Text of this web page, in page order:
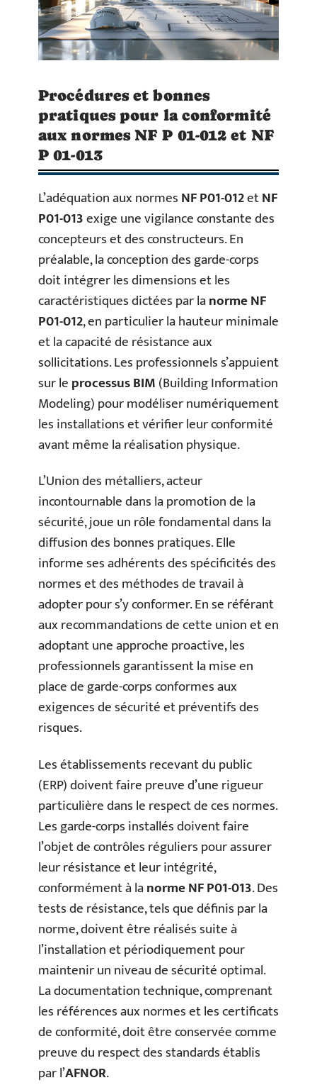
Procédures et bonnes
pratiques pour la conformité
aux normes NF P 01-012 et NF
P 01-013
L’adéquation aux normesNF P01-012etNF
P01-013exige une vigilance constante des
concepteurs et des constructeurs. En
préalable, la conception des garde-corps
doit intégrer les dimensions et les
caractéristiques dictées par lanorme NF
P01-012, en particulier la hauteur minimale
et la capacité de résistance aux
sollicitations. Les professionnels s’appuient
sur leprocessus BIM(Building Information
Modeling) pour modéliser numériquement
les installations et vérifier leur conformité
avant même la réalisation physique.
L’Union des métalliers, acteur
incontournable dans la promotion de la
sécurité, joue un rôle fondamental dans la
diffusion des bonnes pratiques. Elle
informe ses adhérents des spécificités des
normes et des méthodes de travail à
adopter pour s’y conformer. En se référant
aux recommandations de cette union et en
adoptant une approche proactive, les
professionnels garantissent la mise en
place de garde-corps conformes aux
exigences de sécurité et préventifs des
risques.
Les établissements recevant du public
(ERP) doivent faire preuve d’une rigueur
particulière dans le respect de ces normes.
Les garde-corps installés doivent faire
l’objet de contrôles réguliers pour assurer
leur résistance et leur intégrité,
conformément à lanorme NF P01-013. Des
tests de résistance, tels que définis par la
norme, doivent être réalisés suite à
l’installation et périodiquement pour
maintenir un niveau de sécurité optimal.
La documentation technique, comprenant
les références aux normes et les certificats
de conformité, doit être conservée comme
preuve du respect des standards établis
par l’AFNOR.